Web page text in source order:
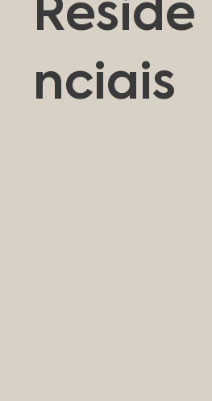
Reside
nciais